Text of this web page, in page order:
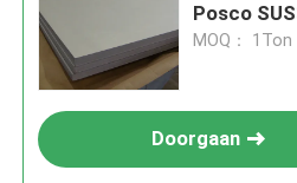
Posco
staal
MOQ： 1Ton
Doorgaan